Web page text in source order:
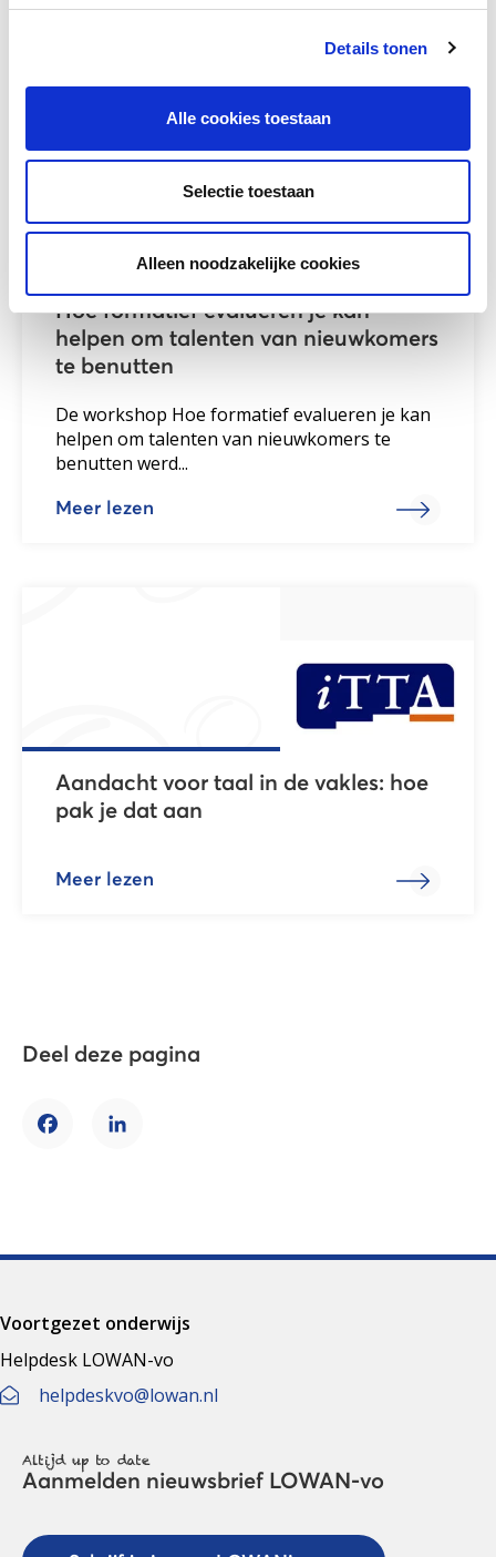
Details tonen
Alle cookies toestaan
Selectie toestaan
Alleen noodzakelijke cookies
Hoe formatief evalueren je kan
helpen om talenten van nieuwkomers
te benutten
De workshop Hoe formatief evalueren je kan
helpen om talenten van nieuwkomers te
benutten werd...
Meer lezen
Aandacht voor taal in de vakles: hoe
pak je dat aan
Meer lezen
Deel deze pagina
FacebookLinkedIn
Voortgezet onderwijs
Helpdesk LOWAN-vo
helpdeskvo@lowan.nl
Altijd up to date
Aanmelden nieuwsbrief LOWAN-vo